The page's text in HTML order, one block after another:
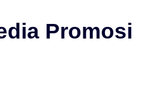
Promosi